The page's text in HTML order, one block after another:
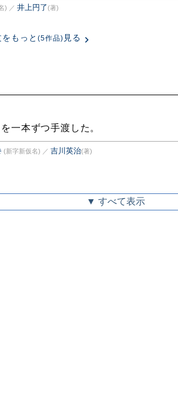
) ／ 井上円了(著)
もっと (5作品) 見る
一本ずつ手渡した。
(新字新仮名) ／ 吉川英治(著)
▼ すべて表示